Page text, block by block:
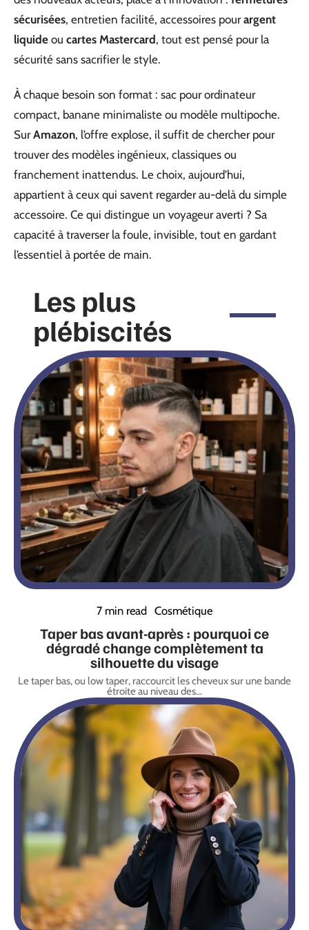
sécurisées, entretien facilité, accessoires pourargent
liquide ou cartes Mastercard, tout est pensé pour la
sécurité sans sacrifier le style.
À chaque besoin son format : sac pour ordinateur
compact, banane minimaliste ou modèle multipoche.
SurAmazon, l’offre explose, il suffit de chercher pour
trouver des modèles ingénieux, classiques ou
franchement inattendus. Le choix, aujourd’hui,
appartient à ceux qui savent regarder au-delà du simple
accessoire. Ce qui distingue un voyageur averti ? Sa
capacité à traverser la foule, invisible, tout en gardant
l’essentiel à portée de main.
Les plus
plébiscités
7 min read Cosmétique
Taper bas avant-après : pourquoi ce
dégradé change complètement ta
silhouette du visage
Le taper bas, ou low taper, raccourcit les cheveux sur une bande
étroite au niveau des…